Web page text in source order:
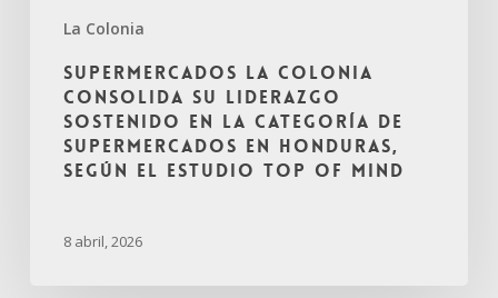
La Colonia
Supermercados La Colonia
consolida su liderazgo
sostenido en la categoría de
supermercados en Honduras,
según el estudio Top of Mind
8 abril, 2026